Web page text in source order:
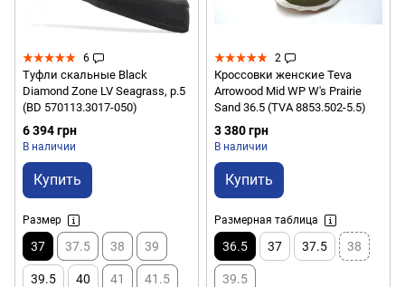
6
Туфли скальные Black
Diamond Zone LV Seagrass, р.5
(BD 570113.3017-050)
6 394 грн
В наличии
Купить
Размер
37 37.5 38 39
39.5 40 41 41.5
2
Кроссовки женские Teva
Arrowood Mid WP W's Prairie
Sand 36.5 (TVA 8853.502-5.5)
3 380 грн
В наличии
Купить
Размерная таблица
36.5 37 37.5 38
39.5